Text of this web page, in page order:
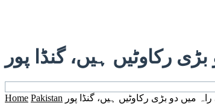
رکاوٹیں ہیں، گنڈا پور
Home Pakistan میں دو بڑی رکاوٹیں ہیں، گنڈا پور